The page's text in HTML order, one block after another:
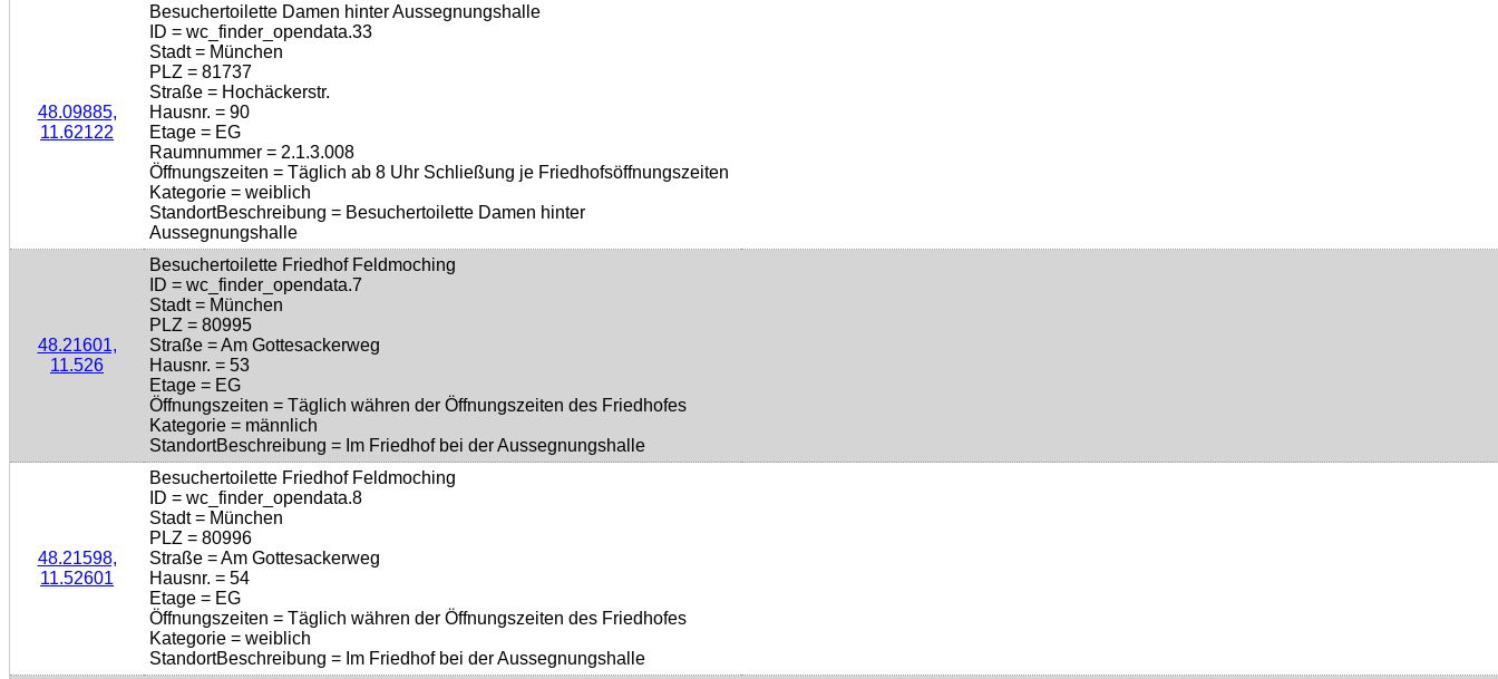
48.09885,
11.62122
Besuchertoilette Damen hinter Aussegnungshalle
ID = wc_finder_opendata.33
Stadt = München
PLZ = 81737
Straße = Hochäckerstr.
Hausnr. = 90
Etage = EG
Raumnummer = 2.1.3.008
Öffnungszeiten = Täglich ab 8 Uhr Schließung je Friedhofsöffnungszeiten
Kategorie = weiblich
StandortBeschreibung = Besuchertoilette Damen hinter
Aussegnungshalle
48.21601,
11.526
Besuchertoilette Friedhof Feldmoching
ID = wc_finder_opendata.7
Stadt = München
PLZ = 80995
Straße = Am Gottesackerweg
Hausnr. = 53
Etage = EG
Öffnungszeiten = Täglich währen der Öffnungszeiten des Friedhofes
Kategorie = männlich
StandortBeschreibung = Im Friedhof bei der Aussegnungshalle
48.21598,
11.52601
Besuchertoilette Friedhof Feldmoching
ID = wc_finder_opendata.8
Stadt = München
PLZ = 80996
Straße = Am Gottesackerweg
Hausnr. = 54
Etage = EG
Öffnungszeiten = Täglich währen der Öffnungszeiten des Friedhofes
Kategorie = weiblich
StandortBeschreibung = Im Friedhof bei der Aussegnungshalle